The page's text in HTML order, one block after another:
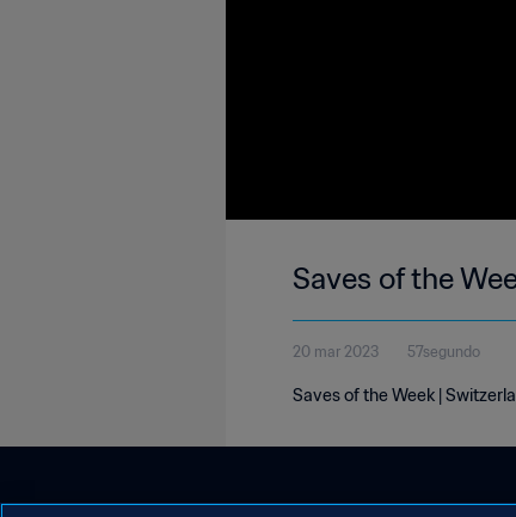
Saves of the
20 mar 2023 57segundo
Saves of the Week |